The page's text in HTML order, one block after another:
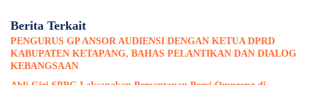
Berita Terkait
PENGURUS GP ANSOR AUDIENSI DENGAN KETUA DPRD
KABUPATEN KETAPANG, BAHAS PELANTIKAN DAN DIALOG
KEBANGSAAN